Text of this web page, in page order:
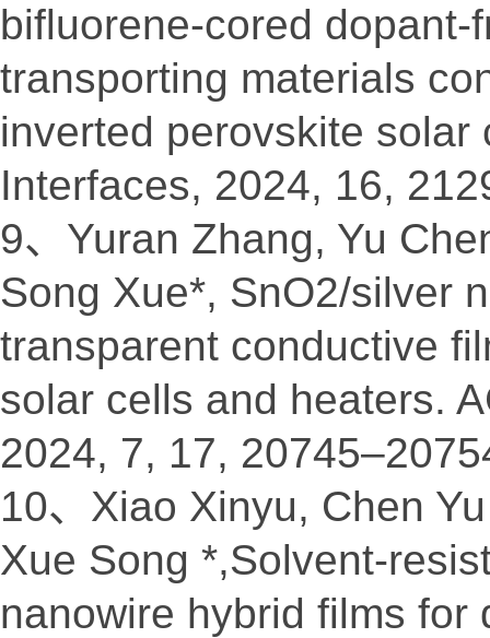
bifluorene-cored
transporting materials
inverted perovskite solar
Interfaces, 2024, 16,
9、Yuran Zhang, Yu
Song Xue*, SnO2/silver
transparent conductive
solar cells and heaters.
2024, 7, 17,
10、Xiao Xinyu, Chen
Xue Song *,Solvent-
nanowire hybrid films for